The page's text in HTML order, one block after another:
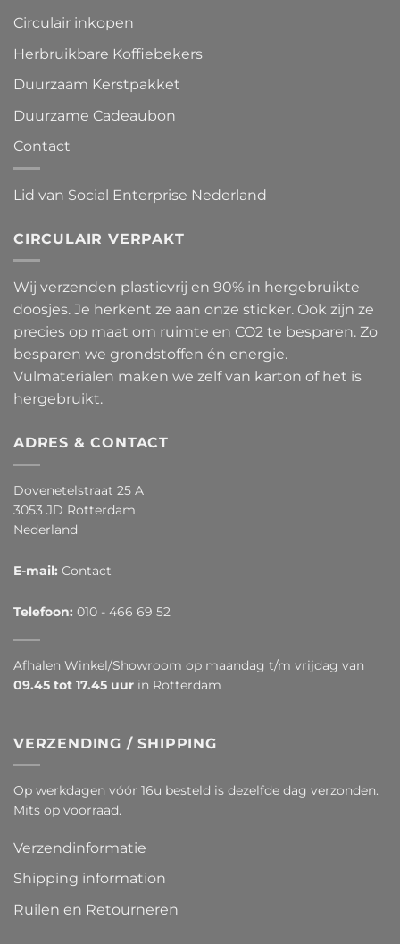
Circulair inkopen
Herbruikbare Koffiebekers
Duurzaam Kerstpakket
Duurzame Cadeaubon
Contact
Lid van Social Enterprise Nederland
CIRCULAIR VERPAKT
Wij verzenden plasticvrij en 90% in hergebruikte
doosjes. Je herkent ze aan onze sticker. Ook zijn ze
precies op maat om ruimte en CO2 te besparen. Zo
besparen we grondstoffen én energie.
Vulmaterialen maken we zelf van karton of het is
hergebruikt.
ADRES & CONTACT
Dovenetelstraat 25 A
3053 JD Rotterdam
Nederland
E-mail: Contact
Telefoon: 010 - 466 69 52
Afhalen Winkel/Showroom op maandag t/m vrijdag van
09.45 tot 17.45 uur in Rotterdam
VERZENDING / SHIPPING
Op werkdagen vóór 16u besteld is dezelfde dag verzonden.
Mits op voorraad.
Verzendinformatie
Shipping information
Ruilen en Retourneren